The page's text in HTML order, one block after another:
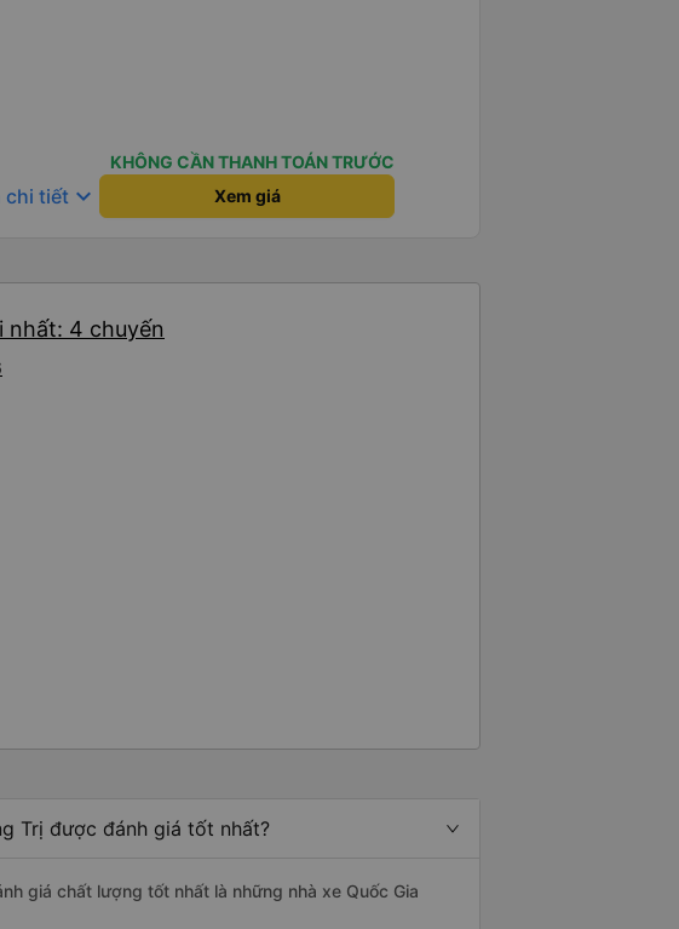
KHÔNG CẦN THANH TOÁN TRƯỚC
chi tiết keyboard_arrow_down Xem giá
nhất: 4 chuyến
Trị được đánh giá tốt nhất?
giá chất lượng tốt nhất là những nhà xe Quốc Gia